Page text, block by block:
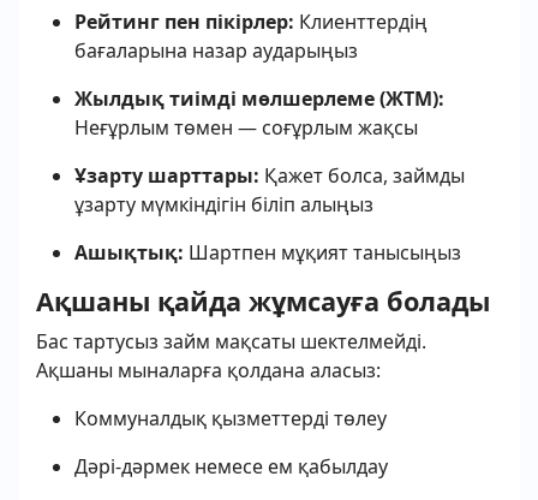
Рейтинг пен пікірлер: Клиенттердің
бағаларына назар аударыңыз
Жылдық тиімді мөлшерлеме (ЖТМ):
Неғұрлым төмен — соғұрлым жақсы
Ұзарту шарттары: Қажет болса, займды
ұзарту мүмкіндігін біліп алыңыз
Ашықтық: Шартпен мұқият танысыңыз
Ақшаны қайда жұмсауға болады
Бас тартусыз займ мақсаты шектелмейді.
Ақшаны мыналарға қолдана аласыз:
Коммуналдық қызметтерді төлеу
Дәрі-дәрмек немесе ем қабылдау